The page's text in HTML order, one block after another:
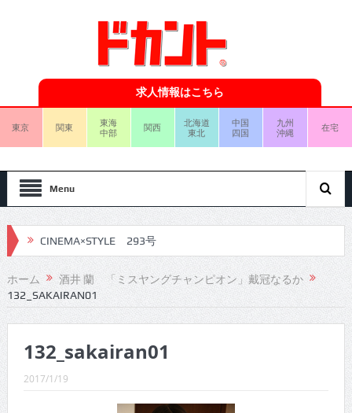
求人情報はこちら
東京 関東
東海
中部
関西
北海道
東北
中国
四国
九州
沖縄
在宅
Menu
CINEMA×STYLE 293号
CINEMA×STYLE 292号
CINEMA×STYLE 291号
CINEMA×STYLE 289号
ホーム
酒井 蘭 「ミスヤングチャンピオン」戴冠なるか
132_SAKAIRAN01
132_sakairan01
2017/1/19